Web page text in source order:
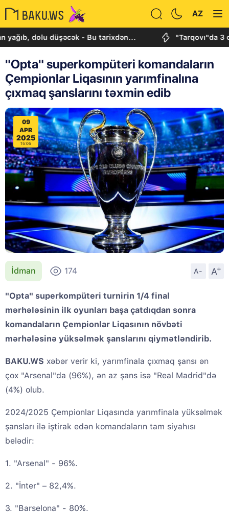
AZ
dolu düşəcək - Bu tarixdən... "Tarqovı"da 3
"Opta" superkompüteri komandaların
Çempionlar Liqasının yarımfinalına
çıxmaq şanslarını təxmin edib
09
APR
2025
15:05
İdman 174 A- A
+
"Opta" superkompüteri turnirin 1/4 final
mərhələsinin ilk oyunları başa çatdıqdan sonra
komandaların Çempionlar Liqasının növbəti
mərhələsinə yüksəlmək şanslarını qiymətləndirib.
BAKU.WS xəbər verir ki, yarımfinala çıxmaq şansı ən
çox "Arsenal"da (96%), ən az şans isə "Real Madrid"də
(4%) olub.
2024/2025 Çempionlar Liqasında yarımfinala yüksəlmək
şansları ilə iştirak edən komandaların tam siyahısı
belədir:
1. "Arsenal" - 96%.
2. "İnter" – 82,4%.
3. "Barselona" - 80%.